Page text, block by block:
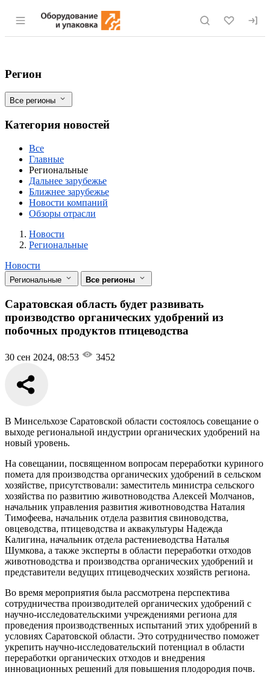
Раздел навигации по сайту eqinfo.ru
Саратовская область будет развивать
Фильтры
Регион
Все регионы
Категория новостей
Все
Главные
Региональные
Дальнее зарубежье
Ближнее зарубежье
Новости компаний
Обзоры отрасли
Новости
Разделы
Новости
Региональные
Новости
Региональные Все регионы
Саратовская область будет развивать
производство органических удобрений из
побочных продуктов птицеводства
30 сен 2024, 08:53 3452
В Минсельхозе Саратовской области состоялось совещание о
выходе региональной индустрии органических удобрений на
новый уровень.
На совещании, посвященном вопросам переработки куриного
помета для производства органических удобрений в сельском
хозяйстве, присутствовали: заместитель министра сельского
хозяйства по развитию животноводства Алексей Молчанов,
начальник управления развития животноводства Наталия
Тимофеева, начальник отдела развития свиноводства,
овцеводства, птицеводства и аквакультуры Надежда
Калигина, начальник отдела растениеводства Наталья
Шумкова, а также эксперты в области переработки отходов
животноводства и производства органических удобрений и
представители ведущих птицеводческих хозяйств региона.
Во время мероприятия была рассмотрена перспектива
сотрудничества производителей органических удобрений с
научно-исследовательскими учреждениями региона для
проведения производственных испытаний этих удобрений в
условиях Саратовской области. Это сотрудничество поможет
укрепить научно-исследовательский потенциал в области
переработки органических отходов и внедрения
инновационных решений для повышения плодородия почв.